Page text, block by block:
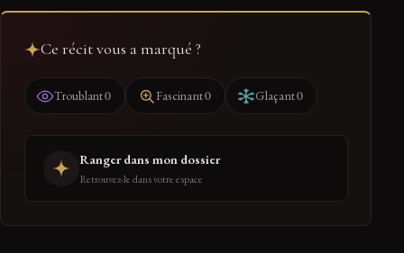
Ce récit vous a marqué ?
Troublant0 Fascinant0 Glaçant0
Ranger dans mon dossier
Retrouvez-le dans votre espace